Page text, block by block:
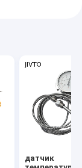
датчик